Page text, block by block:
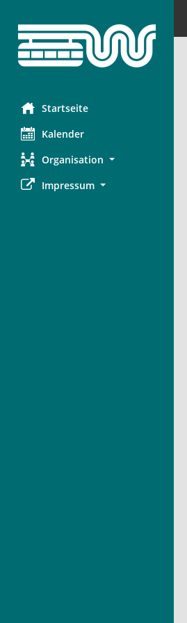
Startseite
Kalender
Organisation
Impressum